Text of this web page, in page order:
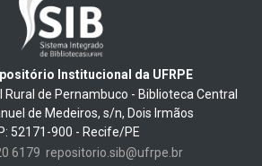
Institucional da UFRPE
Rural de Pernambuco - Biblioteca Central
de Medeiros, s/n, Dois Irmãos
52171-900 - Recife/PE
6179 repositorio.sib@ufrpe.br